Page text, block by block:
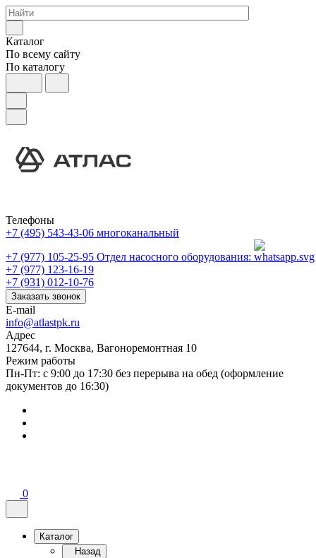
Каталог
По всему сайту
По каталогу
Телефоны
+7 (495) 543-43-06 многоканальный
+7 (977) 105-25-95 Отдел насосного оборудования:
+7 (977) 123-16-19
+7 (931) 012-10-76
Заказать звонок
E-mail
info@atlastpk.ru
Адрес
127644, г. Москва, Вагоноремонтная 10
Режим работы
Пн-Пт: с 9:00 до 17:30 без перерыва на обед (оформление
документов до 16:30)
0
Каталог
Назад